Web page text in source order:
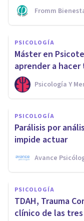
Fromm
PSICOLOGÍA
Máster en
aprender a
Psicología Y
PSICOLOGÍA
Parálisis por
impide actuar
Avance
PSICOLOGÍA
TDAH, Trauma
clínico de las